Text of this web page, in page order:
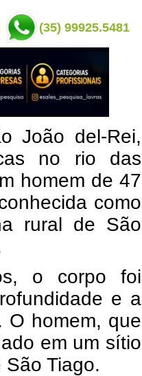
(35) 99925.5481
João del-Rei,
no rio das
homem de 47
como
rural de São
o corpo foi
e a
O homem, que
em um sítio
Tiago.